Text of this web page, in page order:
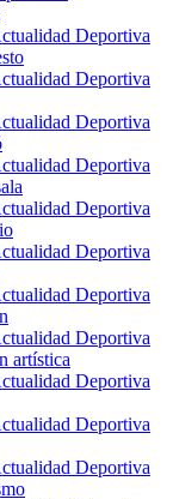
Deportiva
Deportiva
Deportiva
Deportiva
Deportiva
Deportiva
Deportiva
Deportiva
artística
Deportiva
Deportiva
Deportiva